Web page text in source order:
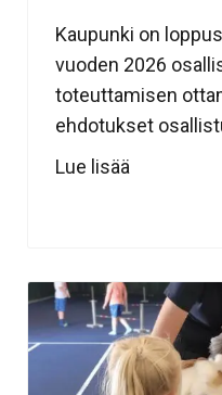
Kaupunki on
vuoden 2026
toteuttamisen
ehdotukset
Lue lisää